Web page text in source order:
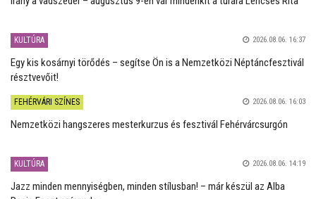
KULTÚRA 2026.08.06. 16:37
Egy kis kosárnyi törődés – segítse Ön is a Nemzetközi Néptáncfesztivál
résztvevőit!
FEHÉRVÁRI SZÍNES 2026.08.06. 16:03
Nemzetközi hangszeres mesterkurzus és fesztivál Fehérvárcsurgón
KULTÚRA 2026.08.06. 14:19
Jazz minden mennyiségben, minden stílusban! – már készül az Alba